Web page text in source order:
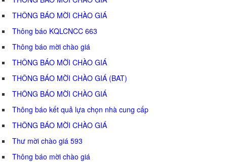
THÔNG BÁO MỜI CHÀO GIÁ
Thông báo KQLCNCC 663
Thông báo mời chào giá
THÔNG BÁO MỜI CHÀO GIÁ
THÔNG BÁO MỜI CHÀO GIÁ (BAT)
THÔNG BÁO MỜI CHÀO GIÁ
Thông báo kết quả lựa chọn nhà cung cấp
THÔNG BÁO MỜI CHÀO GIÁ
Thư mời chào giá 593
Thông báo mời chào giá